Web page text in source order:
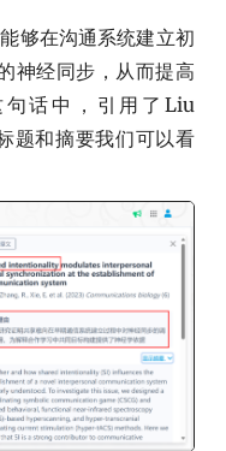
够在沟通系统建立初
神经同步，从而提高
话中，引用了Liu
题和摘要我们可以看